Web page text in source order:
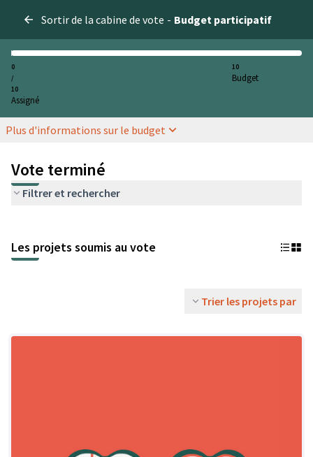
Sortir de la cabine de vote - Budget participatif
0
/
10
Assigné
10
Budget
Plus d'informations sur le budget
Vote terminé
Filtrer et rechercher
Les projets soumis au vote
Trier les projets par